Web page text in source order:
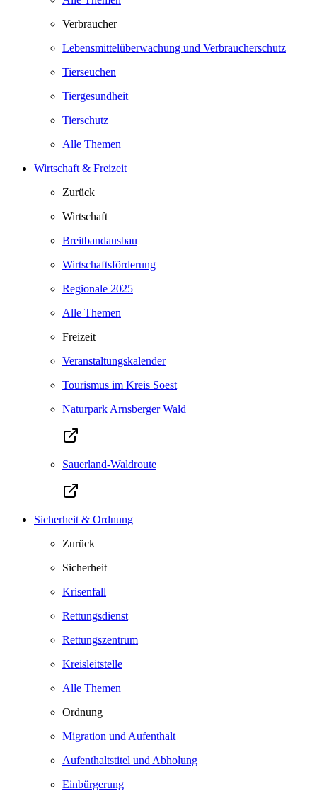
Verbraucher
Lebensmittelüberwachung und Verbraucherschutz
Tierseuchen
Tiergesundheit
Tierschutz
Alle Themen
Wirtschaft & Freizeit
Zurück
Wirtschaft
Breitbandausbau
Wirtschaftsförderung
Regionale 2025
Alle Themen
Freizeit
Veranstaltungskalender
Tourismus im Kreis Soest
Naturpark Arnsberger Wald
Sauerland-Waldroute
Sicherheit & Ordnung
Zurück
Sicherheit
Krisenfall
Rettungsdienst
Rettungszentrum
Kreisleitstelle
Alle Themen
Ordnung
Migration und Aufenthalt
Aufenthaltstitel und Abholung
Einbürgerung